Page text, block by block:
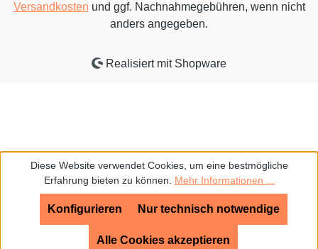
Versandkosten und ggf. Nachnahmegebühren, wenn nicht
anders angegeben.
Realisiert mit Shopware
Diese Website verwendet Cookies, um eine bestmögliche
Erfahrung bieten zu können. Mehr Informationen ...
Nur technisch notwendige
Konfigurieren
Alle Cookies akzeptieren